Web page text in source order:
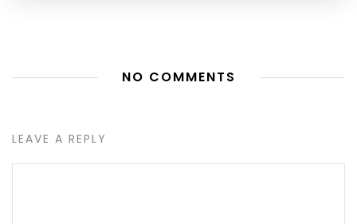
NO COMMENTS
LEAVE A REPLY